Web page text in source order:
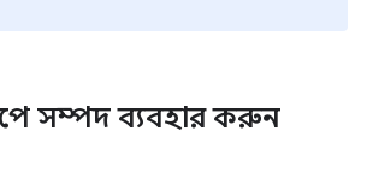
সম্পদ ব্যবহার করুন